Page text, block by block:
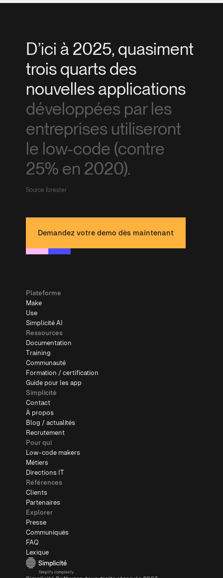
D’ici à 2025, quasiment
trois quarts des
nouvelles applications
développées par les
entreprises utiliseront
le low-code (contre
25% en 2020).
Source forester
Demandez votre demo dès maintenant
Plateforme
Make
Use
Simplicité AI
Ressources
Documentation
Training
Communauté
Formation / certification
Guide pour les app
Simplicité
Contact
À propos
Blog / actualités
Recrutement
Pour qui
Low-code makers
Métiers
Directions IT
Références
Clients
Partenaires
Explorer
Presse
Communiqués
FAQ
Lexique